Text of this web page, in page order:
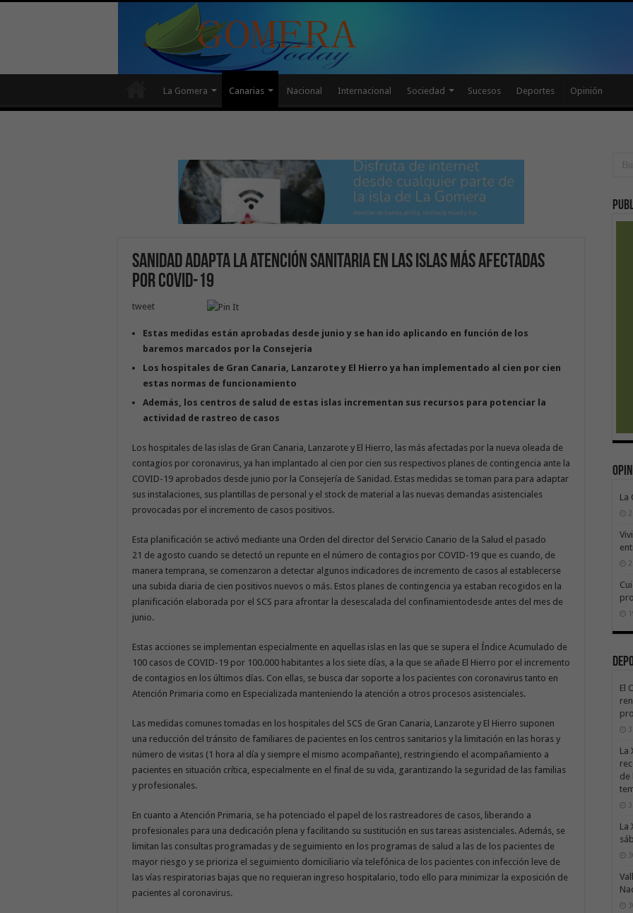
La Gomera Canarias Nacional Internacional Sociedad Sucesos Deportes Opinión
Sanidad adapta la atención sanitaria en las islas más afectadas
por COVID-19
tweet
Estas medidas están aprobadas desde junio y se han ido aplicando en función de los
baremos marcados por la Consejería
Los hospitales de Gran Canaria, Lanzarote y El Hierro ya han implementado al cien por cien
estas normas de funcionamiento
Además, los centros de salud de estas islas incrementan sus recursos para potenciar la
actividad de rastreo de casos
Los hospitales de las islas de Gran Canaria, Lanzarote y El Hierro, las más afectadas por la nueva oleada de
contagios por coronavirus, ya han implantado al cien por cien sus respectivos planes de contingencia ante la
COVID-19 aprobados desde junio por la Consejería de Sanidad. Estas medidas se toman para para adaptar
sus instalaciones, sus plantillas de personal y el stock de material a las nuevas demandas asistenciales
provocadas por el incremento de casos positivos.
Esta planificación se activó mediante una Orden del director del Servicio Canario de la Salud el pasado
21 de agosto cuando se detectó un repunte en el número de contagios por COVID-19 que es cuando, de
manera temprana, se comenzaron a detectar algunos indicadores de incremento de casos al establecerse
una subida diaria de cien positivos nuevos o más. Estos planes de contingencia ya estaban recogidos en la
planificación elaborada por el SCS para afrontar la desescalada del confinamientodesde antes del mes de
junio.
Estas acciones se implementan especialmente en aquellas islas en las que se supera el Índice Acumulado de
100 casos de COVID-19 por 100.000 habitantes a los siete días, a la que se añade El Hierro por el incremento
de contagios en los últimos días. Con ellas, se busca dar soporte a los pacientes con coronavirus tanto en
Atención Primaria como en Especializada manteniendo la atención a otros procesos asistenciales.
Las medidas comunes tomadas en los hospitales del SCS de Gran Canaria, Lanzarote y El Hierro suponen
una reducción del tránsito de familiares de pacientes en los centros sanitarios y la limitación en las horas y
número de visitas (1 hora al día y siempre el mismo acompañante), restringiendo el acompañamiento a
pacientes en situación crítica, especialmente en el final de su vida, garantizando la seguridad de las familias
y profesionales.
En cuanto a Atención Primaria, se ha potenciado el papel de los rastreadores de casos, liberando a
profesionales para una dedicación plena y facilitando su sustitución en sus tareas asistenciales. Además, se
limitan las consultas programadas y de seguimiento en los programas de salud a las de los pacientes de
mayor riesgo y se prioriza el seguimiento domiciliario vía telefónica de los pacientes con infección leve de
las vías respiratorias bajas que no requieran ingreso hospitalario, todo ello para minimizar la exposición de
pacientes al coronavirus.
La
El
La
de
La